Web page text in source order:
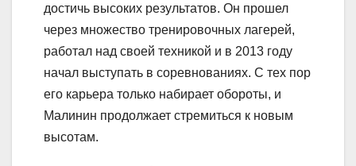
достичь высоких результатов. Он прошел
через множество тренировочных лагерей,
работал над своей техникой и в 2013 году
начал выступать в соревнованиях. С тех пор
его карьера только набирает обороты, и
Малинин продолжает стремиться к новым
высотам.